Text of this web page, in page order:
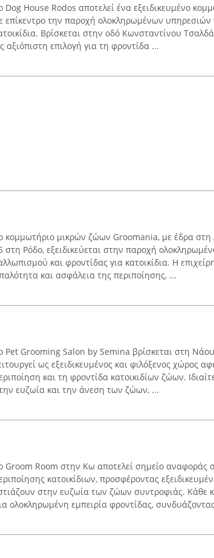
Dog House Rodos αποτελεί ένα εξειδικευμένο
επίκεντρο την παροχή ολοκληρωμένων υπηρεσιών
Βρίσκεται στην οδό Κωνσταντίνου
αξιόπιστη επιλογή για τη φροντίδα ...
κομμωτήριο μικρών ζώων Groomania, με έδρα
στη Ρόδο, εξειδικεύεται στην παροχή
και φροντίδας για κατοικίδια. Η
και ασφάλεια της περιποίησης, ...
Pet Grooming Salon by Semina βρίσκεται στη
ως εξειδικευμένος και φιλόξενος χώρος
και τη φροντίδα κατοικιδίων ζώων.
ευζωία και την άνεση των ζώων, ...
Groom Room στην Κω αποτελεί σημείο αναφοράς
κατοικίδιων, προσφέροντας
στην ευζωία των ζώων συντροφιάς. Κάθε
ολοκληρωμένη εμπειρία φροντίδας,